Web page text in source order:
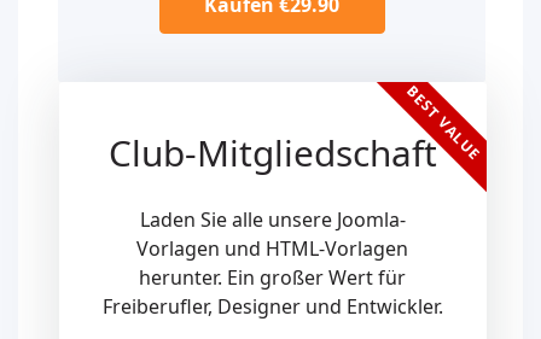
Club-MitgliedschaftBEST VALUE
Laden Sie alle unsere Joomla-
Vorlagen und HTML-Vorlagen
herunter. Ein großer Wert für
Freiberufler, Designer und Entwickler.